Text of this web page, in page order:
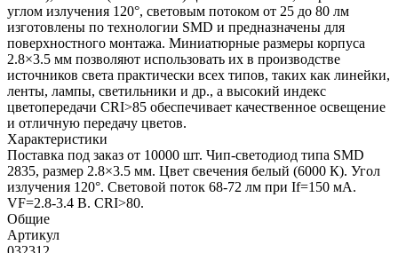
углом излучения 120°, световым потоком от 25 до 80 лм
изготовлены по технологии SMD и предназначены для
поверхностного монтажа. Миниатюрные размеры корпуса
2.8×3.5 мм позволяют использовать их в производстве
источников света практически всех типов, таких как линейки,
ленты, лампы, светильники и др., а высокий индекс
цветопередачи CRI>85 обеспечивает качественное освещение
и отличную передачу цветов.
Характеристики
Поставка под заказ от 10000 шт. Чип-светодиод типа SMD
2835, размер 2.8×3.5 мм. Цвет свечения белый (6000 К). Угол
излучения 120°. Световой поток 68-72 лм при If=150 мА.
VF=2.8-3.4 В. CRI>80.
Общие
Артикул